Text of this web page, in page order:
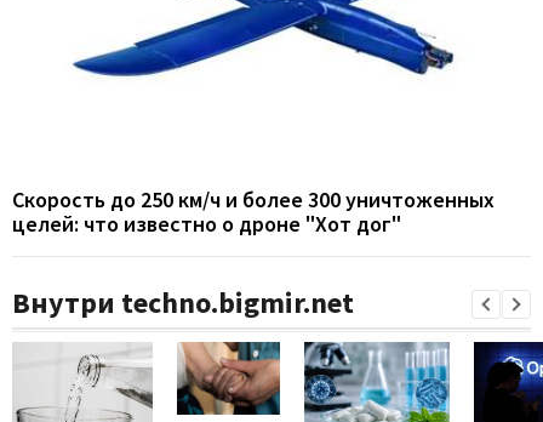
Скорость до 250 км/ч и более 300 уничтоженных
целей: что известно о дроне "Хот дог"
Внутри techno.bigmir.net